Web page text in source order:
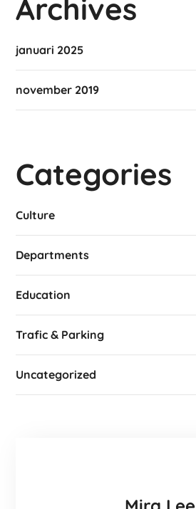
Archives
januari 2025
november 2019
Categories
Culture
Departments
Education
Trafic & Parking
Uncategorized